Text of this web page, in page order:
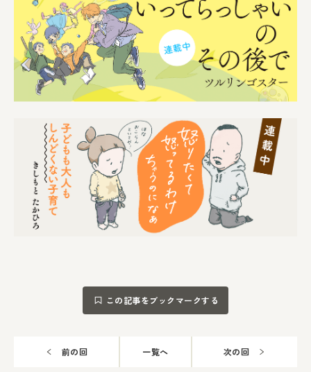
この記事をブックマークする
前の回 一覧へ 次の回